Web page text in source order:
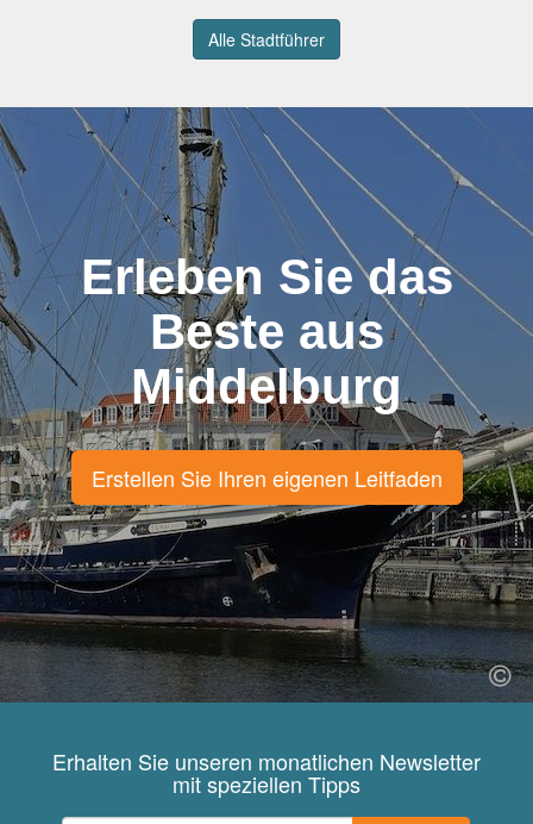
Alle Stadtführer
Erleben Sie das
Beste aus
Middelburg
Erstellen Sie Ihren eigenen Leitfaden
Erhalten Sie unseren monatlichen Newsletter
mit speziellen Tipps